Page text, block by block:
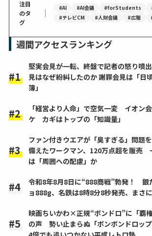
注目
のタ
グ
｜ #AI #AI会議 #forStudents
#テレビCM
#人財会議 #広報
週間アクセスランキング
堅実会見が一転、終盤で記者の怒り噴
見はなぜ紛糾したのか 謝罪会見は「日
簿」
「経営より人命」で空気一変 イオン
ケ カギはトップの「知識量」
ファン付きウエアが「臭すぎる」問題
備えたワークマン、120万点超を販売
は「周囲への配慮」か
令和8年8月8日に“888商戦”勃発！ 銀
ョ888g、名鉄は8時8分8秒発売、まさ
映画ちいかわ×正規“ボンドロ”に「覇権
の声 勢い止まらぬ「ボンボンドロッ